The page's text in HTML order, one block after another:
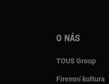
O nás
TOUS Group
Firemní kultura